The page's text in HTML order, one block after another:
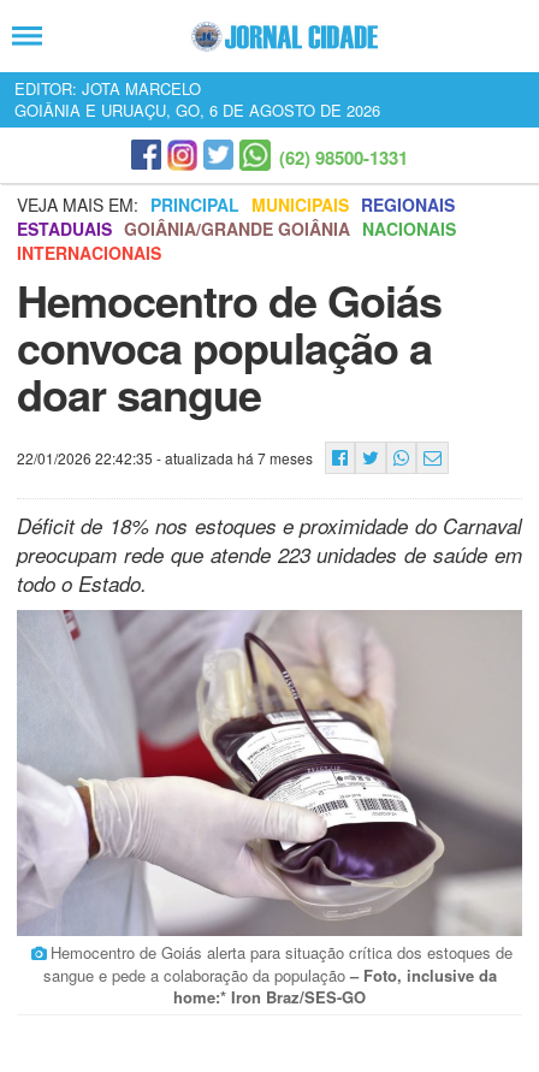
EDITOR: JOTA MARCELO
GOIÂNIA E URUAÇU, GO, 6 DE AGOSTO DE 2026
(62) 98500-1331
VEJA MAIS EM: PRINCIPAL MUNICIPAIS REGIONAIS
ESTADUAIS GOIÂNIA/GRANDE GOIÂNIA NACIONAIS
INTERNACIONAIS
Hemocentro de Goiás
convoca população a
doar sangue
22/01/2026 22:42:35 - atualizada há 7 meses
Déficit de 18% nos estoques e proximidade do Carnaval
preocupam rede que atende 223 unidades de saúde em
todo o Estado.
Hemocentro de Goiás alerta para situação crítica dos estoques de
sangue e pede a colaboração da população – Foto, inclusive da
home:* Iron Braz/SES-GO